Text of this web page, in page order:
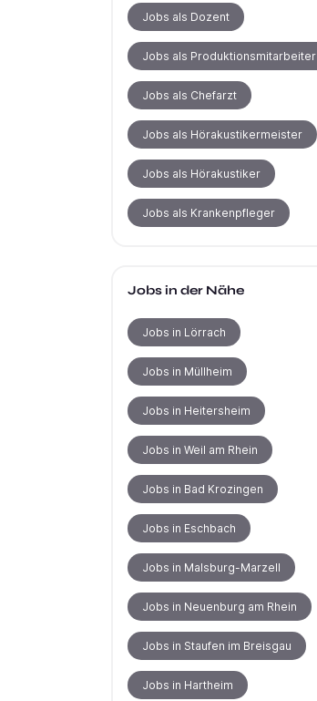
Jobs als Dozent
Jobs als Produktionsmitarbeiter
Jobs als Chefarzt
Jobs als Hörakustikermeister
Jobs als Hörakustiker
Jobs als Krankenpfleger
Jobs in der Nähe
Jobs in Lörrach
Jobs in Müllheim
Jobs in Heitersheim
Jobs in Weil am Rhein
Jobs in Bad Krozingen
Jobs in Eschbach
Jobs in Malsburg-Marzell
Jobs in Neuenburg am Rhein
Jobs in Staufen im Breisgau
Jobs in Hartheim